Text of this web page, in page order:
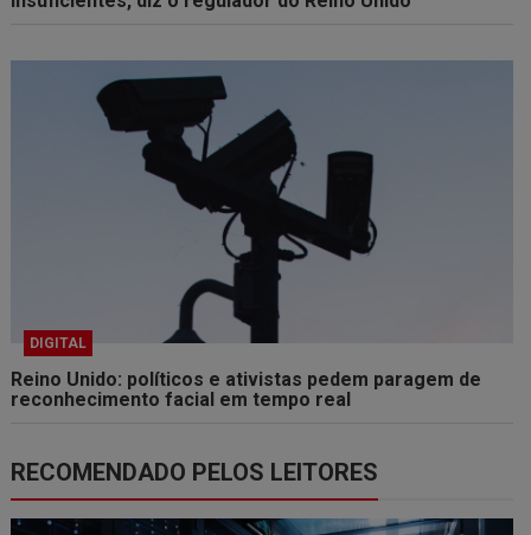
DIGITAL
Reino Unido: políticos e ativistas pedem paragem de
reconhecimento facial em tempo real
RECOMENDADO PELOS LEITORES